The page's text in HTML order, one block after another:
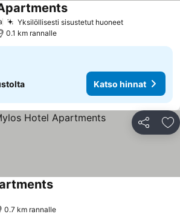
Yksilöllisesti sisustetut huoneet
0.1 km rannalle
Katso hinnat
Jaa
0.7 km rannalle